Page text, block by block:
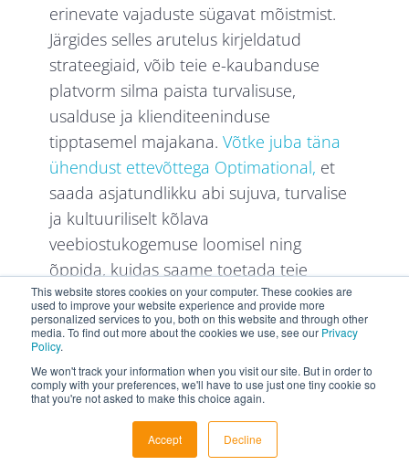
This website stores cookies on your computer. These cookies are
used to improve your website experience and provide more
personalized services to you, both on this website and through other
media. To find out more about the cookies we use, see our Privacy
Policy.
We won't track your information when you visit our site. But in order to
comply with your preferences, we'll have to use just one tiny cookie so
that you're not asked to make this choice again.
Accept Decline
erinevate vajaduste sügavat mõistmist.
Järgides selles arutelus kirjeldatud
strateegiaid, võib teie e-kaubanduse
platvorm silma paista turvalisuse,
usalduse ja klienditeeninduse
tipptasemel majakana.Võtke juba täna
ühendust ettevõttega Optimational, et
saada asjatundlikku abi sujuva, turvalise
ja kultuuriliselt kõlava
veebiostukogemuse loomisel ning
õppida, kuidas saame toetada teie
teekonda ülemaailmse e-kaubanduse
liidriks saamise suunas. See mitte ainult
ei taga klientide rahulolu ja lojaalsust,
vaid seab teie ettevõtte ülemaailmse e-
kaubanduse valdkonna liidriks.